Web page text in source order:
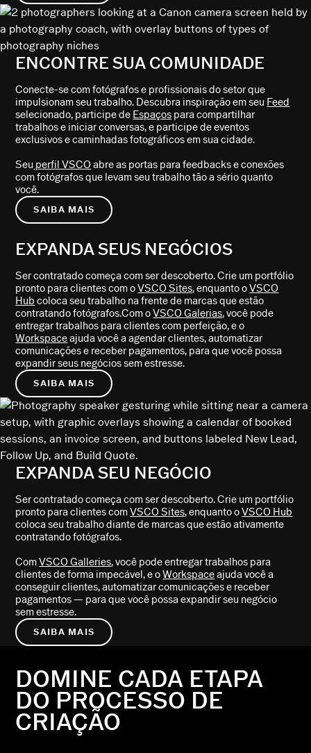
ENCONTRE SUA COMUNIDADE
Conecte-se com fotógrafos e profissionais do setor que
impulsionam seu trabalho. Descubra inspiração em seu Feed
selecionado, participe de Espaços para compartilhar
trabalhos e iniciar conversas, e participe de eventos
exclusivos e caminhadas fotográficos em sua cidade.
Seu perfil VSCOabre as portas para feedbacks e conexões
com fotógrafos que levam seu trabalho tão a sério quanto
você.
SAIBA MAIS
EXPANDA SEUS NEGÓCIOS
Ser contratado começa com ser descoberto. Crie um portfólio
pronto para clientes com oVSCO Sites, enquanto oVSCO
Hub coloca seu trabalho na frente de marcas que estão
contratando fotógrafos.Com oVSCO Galerias, você pode
entregar trabalhos para clientes com perfeição, e o
Workspaceajuda você a agendar clientes, automatizar
comunicações e receber pagamentos, para que você possa
expandir seus negócios sem estresse.
SAIBA MAIS
EXPANDA SEU NEGÓCIO
Ser contratado começa com ser descoberto. Crie um portfólio
pronto para clientes comVSCO Sites, enquanto oVSCO Hub
coloca seu trabalho diante de marcas que estão ativamente
contratando fotógrafos.
ComVSCO Galleries, você pode entregar trabalhos para
clientes de forma impecável, e oWorkspaceajuda você a
conseguir clientes, automatizar comunicações e receber
pagamentos — para que você possa expandir seu negócio
sem estresse.
SAIBA MAIS
DOMINE CADA ETAPA
DO PROCESSO DE
CRIAÇÃO